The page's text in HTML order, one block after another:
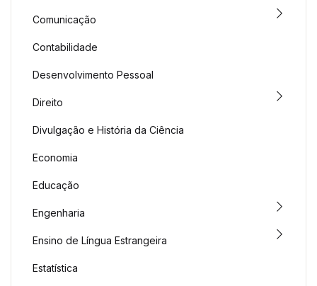
Comunicação
Contabilidade
Desenvolvimento Pessoal
Direito
Divulgação e História da Ciência
Economia
Educação
Engenharia
Ensino de Língua Estrangeira
Estatística